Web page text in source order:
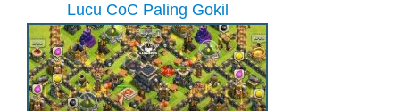
Lucu CoC Paling Gokil